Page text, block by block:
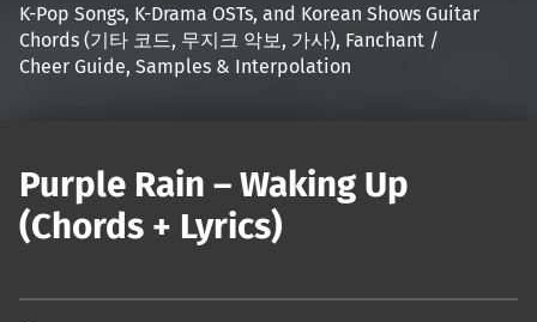
K-Pop Songs, K-Drama OSTs, and Korean Shows Guitar
Chords (기타 코드, 무지크 악보, 가사), Fanchant /
Cheer Guide, Samples & Interpolation
Purple Rain – Waking Up
(Chords + Lyrics)